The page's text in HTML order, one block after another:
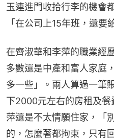
玉連進門收拾行李的機會
「在公司上15年班，還要
在齊淑華和李萍的職業經
多數還是中產和富人家庭
多一些」。兩人算過一筆
下2000元左右的房租及
萍還是不太情願住家，「
的，怎麼著都拘束，只有